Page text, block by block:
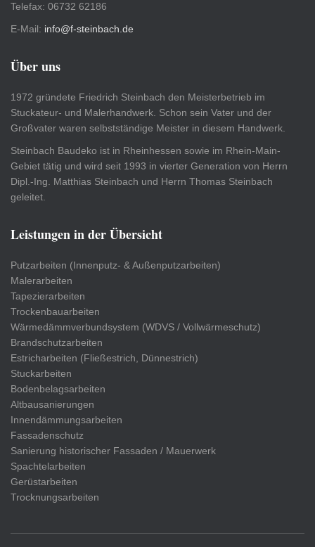
Telefax: 06732 62186
E-Mail: info@f-steinbach.de
Über uns
1972 gründete Friedrich Steinbach den Meisterbetrieb im
Stuckateur- und Malerhandwerk. Schon sein Vater und der
Großvater waren selbstständige Meister in diesem Handwerk.
Steinbach Baudeko ist in Rheinhessen sowie im Rhein-Main-
Gebiet tätig und wird seit 1993 in vierter Generation von Herrn
Dipl.-Ing. Matthias Steinbach und Herrn Thomas Steinbach
geleitet.
Leistungen in der Übersicht
Putzarbeiten (Innenputz- & Außenputzarbeiten)
Malerarbeiten
Tapezierarbeiten
Trockenbauarbeiten
Wärmedämmverbundsystem (WDVS / Vollwärmeschutz)
Brandschutzarbeiten
Estricharbeiten (Fließestrich, Dünnestrich)
Stuckarbeiten
Bodenbelagsarbeiten
Altbausanierungen
Innendämmungsarbeiten
Fassadenschutz
Sanierung historischer Fassaden / Mauerwerk
Spachtelarbeiten
Gerüstarbeiten
Trocknungsarbeiten